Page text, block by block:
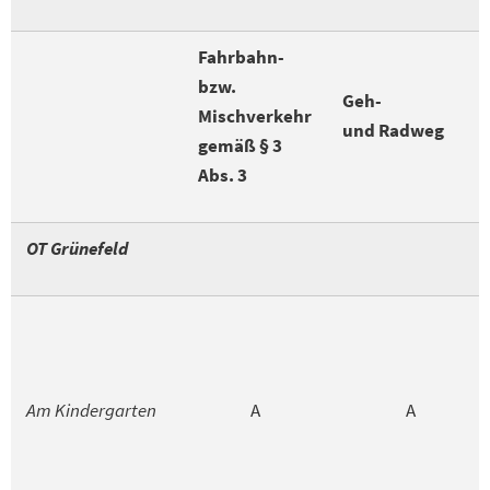
Fahrbahn-
bzw.
Mischverkehr
gemäß § 3
Abs. 3
Geh-
und Radweg
OT Grünefeld
Am Kindergarten A A